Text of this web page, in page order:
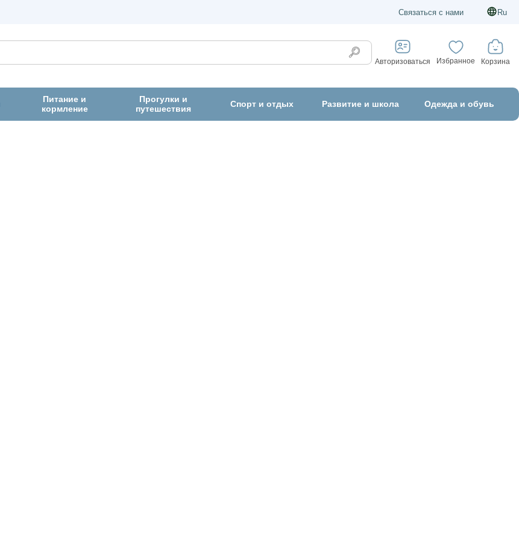
Связаться с нами Ru
Авторизоваться Избранное Корзина
Питание и
кормление
Прогулки и
путешествия
Спорт и отдых Развитие и школа Одежда и обувь